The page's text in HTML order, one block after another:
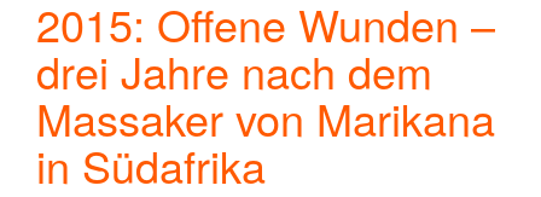
2015: Offene Wunden –
drei Jahre nach dem
Massaker von Marikana
in Südafrika